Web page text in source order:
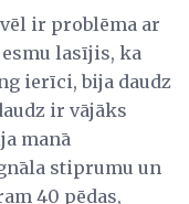
ir problēma ar
lasījis, ka
ierīci, bija daudz
ir vājāks
manā
stiprumu un
40 pēdas,